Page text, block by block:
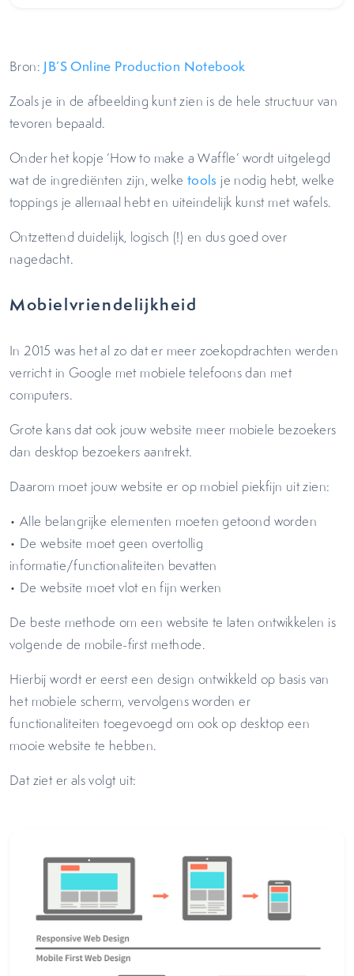
Bron: JB’S Online Production Notebook
Zoals je in de afbeelding kunt zien is de hele structuur van
tevoren bepaald.
Onder het kopje ‘How to make a Waffle’ wordt uitgelegd
wat de ingrediënten zijn, welke tools je nodig hebt, welke
toppings je allemaal hebt en uiteindelijk kunst met wafels.
Ontzettend duidelijk, logisch (!) en dus goed over
nagedacht.
Mobielvriendelijkheid
In 2015 was het al zo dat er meer zoekopdrachten werden
verricht in Google met mobiele telefoons dan met
computers.
Grote kans dat ook jouw website meer mobiele bezoekers
dan desktop bezoekers aantrekt.
Daarom moet jouw website er op mobiel piekfijn uit zien:
• Alle belangrijke elementen moeten getoond worden
• De website moet geen overtollig
informatie/functionaliteiten bevatten
• De website moet vlot en fijn werken
De beste methode om een website te laten ontwikkelen is
volgende de mobile-first methode.
Hierbij wordt er eerst een design ontwikkeld op basis van
het mobiele scherm, vervolgens worden er
functionaliteiten toegevoegd om ook op desktop een
mooie website te hebben.
Dat ziet er als volgt uit: